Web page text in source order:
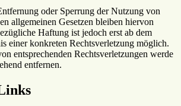
oder Sperrung der Nutzung von
allgemeinen Gesetzen bleiben hiervon
Haftung ist jedoch erst ab dem
einer konkreten Rechtsverletzung möglich.
entsprechenden Rechtsverletzungen werde
entfernen.